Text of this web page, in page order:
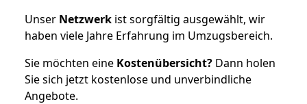
Unser Netzwerk ist sorgfältig ausgewählt, wir
haben viele Jahre Erfahrung im Umzugsbereich.
Sie möchten eine Kostenübersicht? Dann holen
Sie sich jetzt kostenlose und unverbindliche
Angebote.